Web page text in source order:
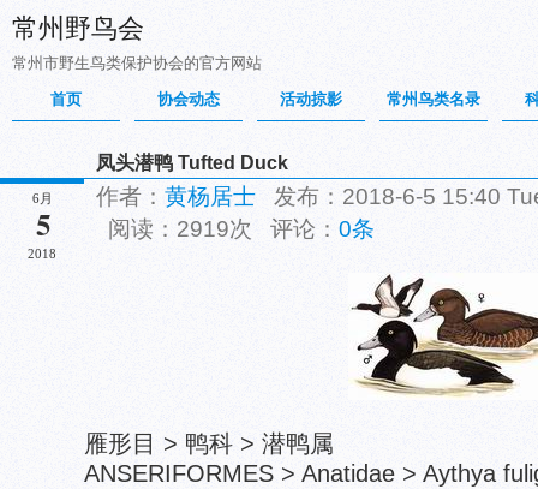
常州野鸟会
常州市野生鸟类保护协会的官方网站
首页
协会动态 活动掠影 常州鸟类名录
6月
5
2018
凤头潜鸭 Tufted Duck
作者： 黄杨居士 发布：2018-6-5 15:40
阅读：2919次 评论： 0条
雁形目 > 鸭科 > 潜鸭属
ANSERIFORMES > Anatidae > Aythya